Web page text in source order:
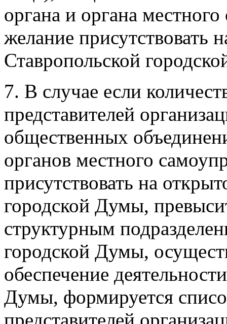
органа и органа
желание присутствовать
Ставропольской
7. В случае если
представителей
общественных
органов местного
присутствовать на
городской Думы,
структурным
городской Думы,
обеспечение
Думы, формируется
представителей